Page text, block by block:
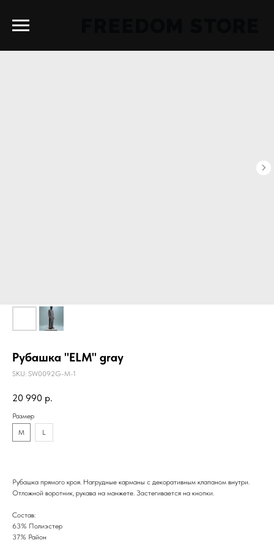
Рубашка "ELM" gray
SKU: SW0092G-M-1
20 990 р.
Размер
M
L
Рубашка прямого кроя. Нагрудные карманы с декоративным клапаном внутри.
Отложной воротник, рукава на манжете. Застегивается на кнопки.
Состав:
63% Полиэстер
37% Район